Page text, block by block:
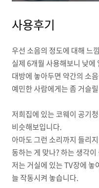
사용후기
우선 소음의 정도에 대해 느
실제 6개월 사용해보니 낮에
대방에 놓아두면 약간의 소
예민한 사람에게는 좀 거슬
저희집에 있는 코웨이 공기
비슷해보입니다.
아마도 그런 소리까지 들리
동하는 게 맞나? 하는 생각
저는 거실에 있는 TV장에
늘 작동시켜 놓습니다.